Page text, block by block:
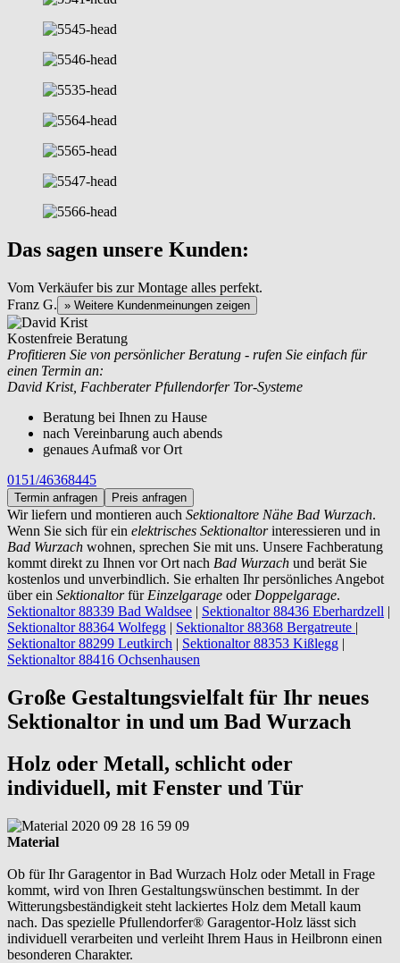
Das sagen unsere Kunden:
Vom Verkäufer bis zur Montage alles perfekt.
Franz G. » Weitere Kundenmeinungen zeigen
Kostenfreie Beratung
Profitieren Sie von persönlicher Beratung - rufen Sie einfach für
einen Termin an:
David Krist, Fachberater Pfullendorfer Tor-Systeme
Beratung bei Ihnen zu Hause
nach Vereinbarung auch abends
genaues Aufmaß vor Ort
0151/46368445
Termin anfragen Preis anfragen
Wir liefern und montieren auch Sektionaltore Nähe Bad Wurzach.
Wenn Sie sich für ein elektrisches Sektionaltorinteressieren und in
Bad Wurzach wohnen, sprechen Sie mit uns. Unsere Fachberatung
kommt direkt zu Ihnen vor Ort nach Bad Wurzach und berät Sie
kostenlos und unverbindlich. Sie erhalten Ihr persönliches Angebot
über ein Sektionaltorfür Einzelgarage oder Doppelgarage.
Sektionaltor 88339 Bad Waldsee | Sektionaltor 88436 Eberhardzell |
Sektionaltor 88364 Wolfegg | Sektionaltor 88368 Bergatreute |
Sektionaltor 88299 Leutkirch | Sektionaltor 88353 Kißlegg |
Sektionaltor 88416 Ochsenhausen
Große Gestaltungsvielfalt für Ihr neues
Sektionaltor in und um Bad Wurzach
Holz oder Metall, schlicht oder
individuell, mit Fenster und Tür
Material
Ob für Ihr Garagentor in Bad Wurzach Holz oder Metall in Frage
kommt, wird von Ihren Gestaltungswünschen bestimmt. In der
Witterungsbeständigkeit steht lackiertes Holz dem Metall kaum
nach. Das spezielle Pfullendorfer® Garagentor-Holz lässt sich
individuell verarbeiten und verleiht Ihrem Haus in Heilbronn einen
besonderen Charakter.